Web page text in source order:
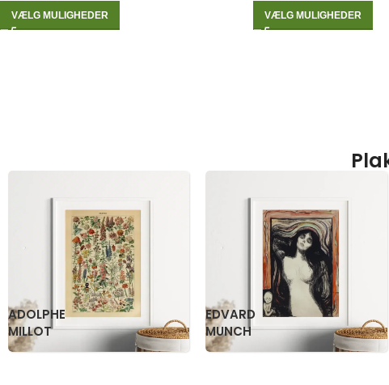
VÆLG MULIGHEDER VÆLG MULIGHEDER
KATSUSHIKA
HOKUSAI
OGAWA
KAZUMASA